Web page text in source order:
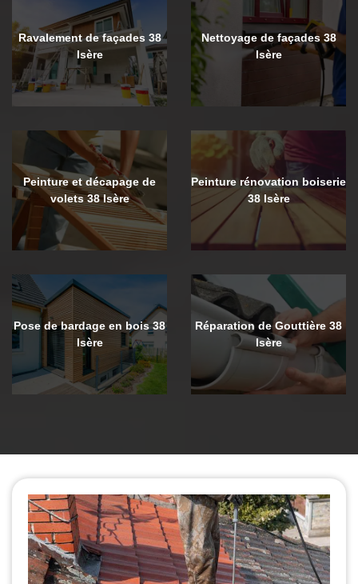
Ravalement de façades 38
Isère
Nettoyage de façades 38
Isère
Peinture et décapage de
volets 38 Isère
Peinture rénovation boiserie
38 Isère
Pose de bardage en bois 38
Isère
Réparation de Gouttière 38
Isère